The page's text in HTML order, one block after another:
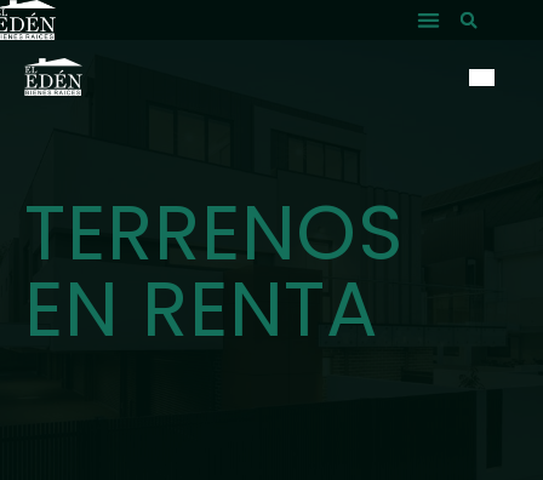
TERRENOS
EN RENTA​